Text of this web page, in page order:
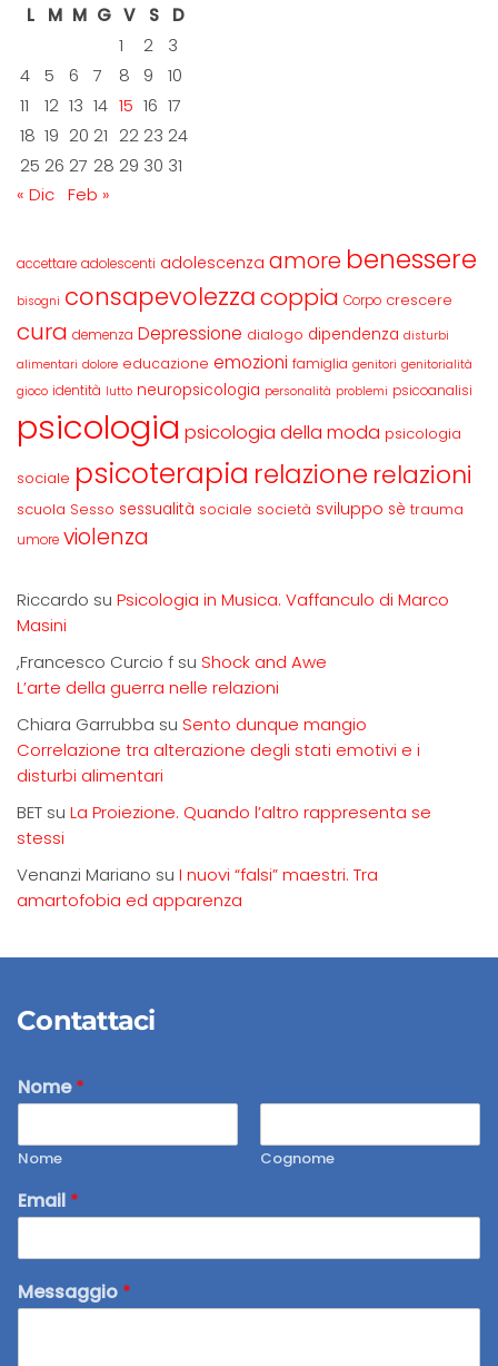
L
M M G V S
D
1
2
3
4
5 6 7 8 9
10
11
12 13 14 15 16 17
18 19 20 21 22 23 24
25 26 27 28 29 30 31
« Dic Feb »
accettare adolescenti adolescenza amore benessere
bisogni consapevolezzacoppia Corpo crescere
cura demenza Depressione dialogo dipendenza disturbi
alimentari dolore educazione emozioni famiglia genitori genitorialità
gioco identità lutto neuropsicologia personalità problemi psicoanalisi
psicologia psicologia della moda psicologia
sociale psicoterapia relazione relazioni
scuola Sesso sessualità sociale società sviluppo sè trauma
umore violenza
Riccardo su Psicologia in Musica. Vaffanculo di Marco
Masini
,Francesco Curcio f su Shock and Awe
L’arte della guerra nelle relazioni
Chiara Garrubba su Sento dunque mangio
Correlazione tra alterazione degli stati emotivi e i
disturbi alimentari
BET su La Proiezione. Quando l’altro rappresenta se
stessi
Venanzi Mariano su I nuovi “falsi” maestri. Tra
amartofobia ed apparenza
Contattaci
Nome*
Nome Cognome
Email *
Messaggio *